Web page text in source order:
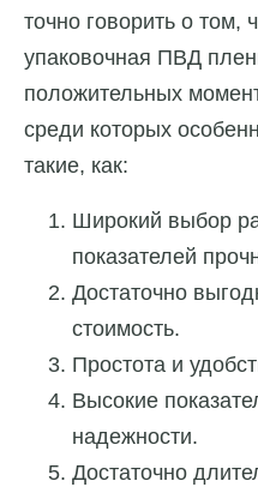
точно говорить о том,
упаковочная ПВД
положительных
среди которых
такие, как:
Широкий выбор
показателей
Достаточно
стоимость.
Простота и
Высокие
надежности.
Достаточно